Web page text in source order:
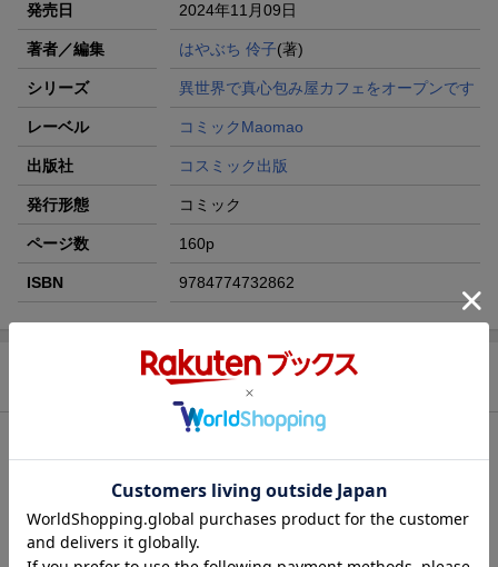
発売日 2024年11月09日
著者／編集 はやぶち 伶子(著)
シリーズ 異世界で真心包み屋カフェをオープンです
レーベル コミックMaomao
出版社 コスミック出版
発行形態 コミック
ページ数 160p
ISBN 9784774732862
「あなたは大地のドラゴンにひっぱられてこっちの世界に来た
の」